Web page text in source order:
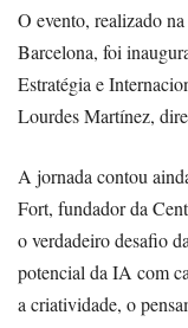
O evento, realizado
Barcelona, foi
Estratégia e
Lourdes Martínez,
A jornada contou
Fort, fundador da
o verdadeiro desafio
potencial da IA com
a criatividade, o